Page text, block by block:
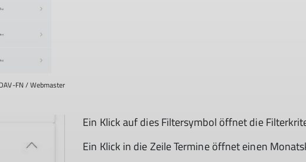
FN / Webmaster
Ein Klick auf dies Filtersymbol öffnet die
Ein Klick in die Zeile Termine öffnet einen